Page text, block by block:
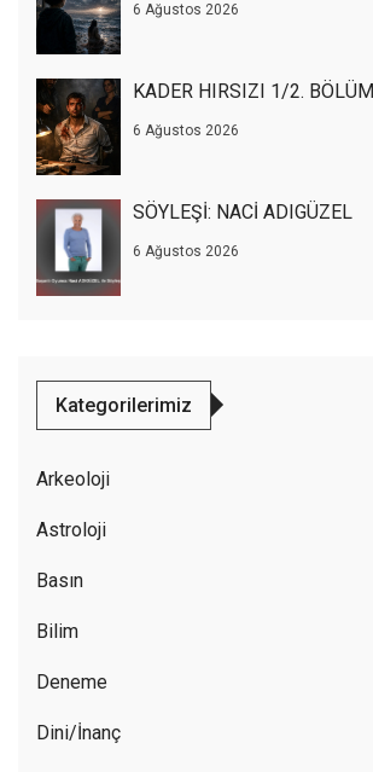
6 Ağustos 2026
KADER HIRSIZI 1/2. BÖLÜM
6 Ağustos 2026
SÖYLEŞİ: NACİ ADIGÜZEL
6 Ağustos 2026
Kategorilerimiz
Arkeoloji
Astroloji
Basın
Bilim
Deneme
Dini/İnanç